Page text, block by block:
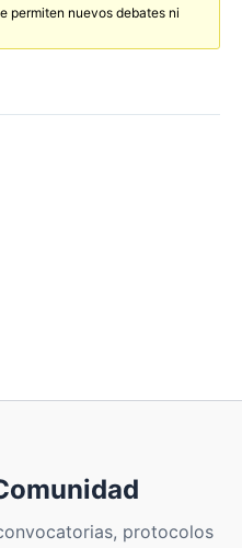
permiten nuevos debates ni
protocolos